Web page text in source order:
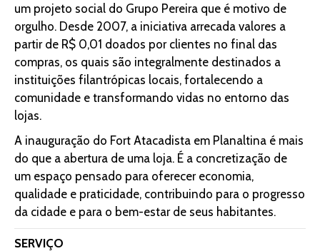
um projeto social do Grupo Pereira que é motivo de
orgulho. Desde 2007, a iniciativa arrecada valores a
partir de R$ 0,01 doados por clientes no final das
compras, os quais são integralmente destinados a
instituições filantrópicas locais, fortalecendo a
comunidade e transformando vidas no entorno das
lojas.
A inauguração do Fort Atacadista em Planaltina é mais
do que a abertura de uma loja. É a concretização de
um espaço pensado para oferecer economia,
qualidade e praticidade, contribuindo para o progresso
da cidade e para o bem-estar de seus habitantes.
SERVIÇO